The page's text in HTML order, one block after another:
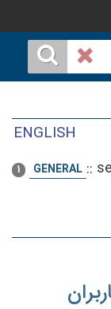
ENGLISH
1 GENERAL ::